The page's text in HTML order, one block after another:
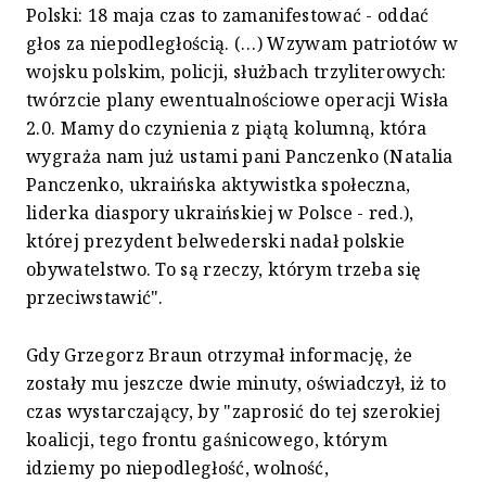
Polski: 18 maja czas to zamanifestować - oddać
głos za niepodległością. (…) Wzywam patriotów w
wojsku polskim, policji, służbach trzyliterowych:
twórzcie plany ewentualnościowe operacji Wisła
2.0. Mamy do czynienia z piątą kolumną, która
wygraża nam już ustami pani Panczenko (Natalia
Panczenko, ukraińska aktywistka społeczna,
liderka diaspory ukraińskiej w Polsce - red.),
której prezydent belwederski nadał polskie
obywatelstwo. To są rzeczy, którym trzeba się
przeciwstawić".
Gdy Grzegorz Braun otrzymał informację, że
zostały mu jeszcze dwie minuty, oświadczył, iż to
czas wystarczający, by "zaprosić do tej szerokiej
koalicji, tego frontu gaśnicowego, którym
idziemy po niepodległość, wolność,